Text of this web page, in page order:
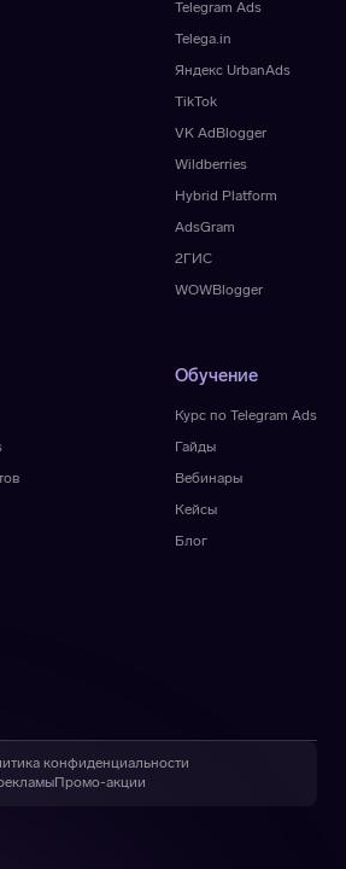
Telegram Ads
Telega.in
Яндекс UrbanAds
TikTok
VK AdBlogger
Wildberries
Hybrid Platform
AdsGram
2ГИС
WOWBlogger
Обучение
Курс по Telegram Ads
Гайды
Вебинары
Кейсы
Блог
конфиденциальности
Промо-акции